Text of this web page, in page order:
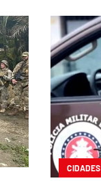
CIDADES